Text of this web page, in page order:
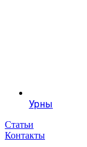
Урны
Статьи
Контакты